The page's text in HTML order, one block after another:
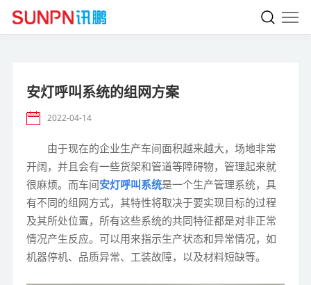
安灯呼叫系统的组网方案
2022-04-14
由于现在的企业生产车间面积越来越大，场地非常
开阔，并且会有一些货架和管道等障碍物，管理起来就
很麻烦。而车间安灯呼叫系统是一个生产管理系统，具
有不同的组网方式，其特性将取决于要实现目标的过程
及其所处位置，所有这些系统的共同特征都是对非正常
情况产生反应。可以用来指示生产状态和异常情况，如
机器停机、品质异常、工装故障，以及材料短缺等。